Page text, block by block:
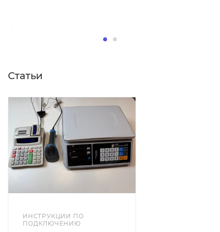
Статьи
ИНСТРУКЦИИ ПО
ПОДКЛЮЧЕНИЮ